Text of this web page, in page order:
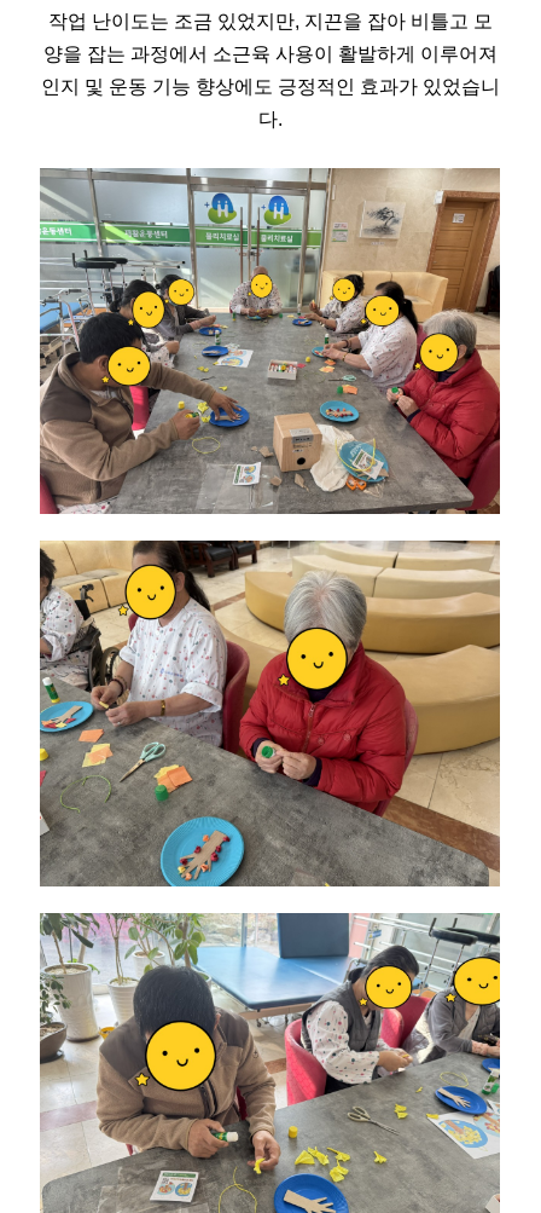
작업 난이도는 조금 있었지만, 지끈을 잡아 비틀고 모
양을 잡는 과정에서 소근육 사용이 활발하게 이루어져
인지 및 운동 기능 향상에도 긍정적인 효과가 있었습니
다.